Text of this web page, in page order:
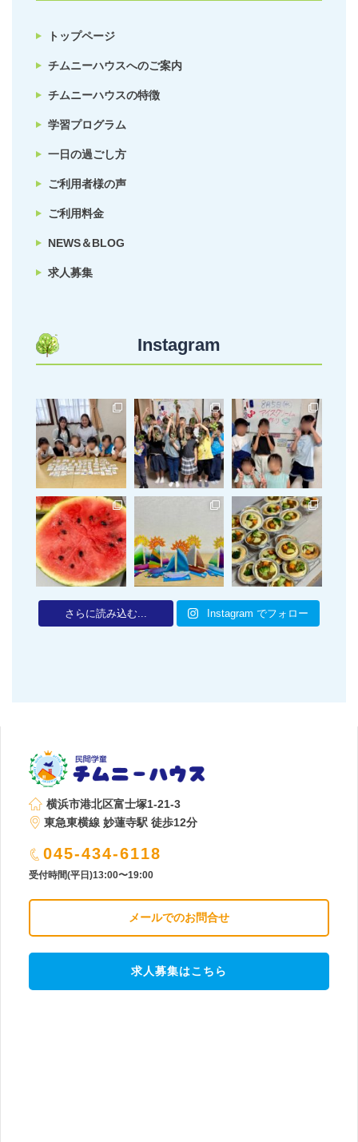
トップページ
チムニーハウスへのご案内
チムニーハウスの特徴
学習プログラム
一日の過ごし方
ご利用者様の声
ご利用料金
NEWS＆BLOG
求人募集
Instagram
さらに読み込む... Instagram でフォロー
横浜市港北区富士塚1-21-3
東急東横線 妙蓮寺駅 徒歩12分
045-434-6118
受付時間(平日)13:00〜19:00
メールでのお問合せ
求人募集はこちら